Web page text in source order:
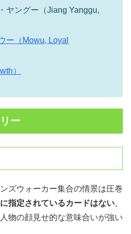
ヤングー（Jiang Yanggu,
ー（Mowu, Loyal
）
ー
ズウォーカー集合の情景は圧巻
指定されているカードはない。
物の顔見せ的な意味合いが強い